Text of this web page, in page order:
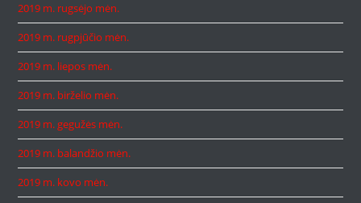
2019 m. rugsėjo mėn.
2019 m. rugpjūčio mėn.
2019 m. liepos mėn.
2019 m. birželio mėn.
2019 m. gegužės mėn.
2019 m. balandžio mėn.
2019 m. kovo mėn.